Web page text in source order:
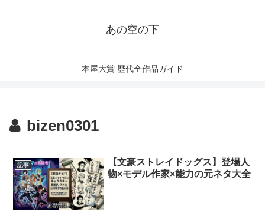
あの空の下
本屋大賞 歴代全作品ガイド
bizen0301
記事
【文豪ストレイドッグス】登場人
物×モデル作家×能力の元ネタ大全